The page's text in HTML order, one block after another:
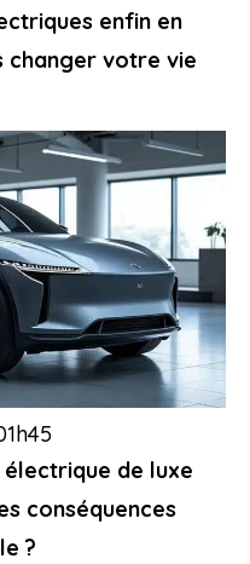
enfin en
changer votre vie
de luxe
conséquences
?